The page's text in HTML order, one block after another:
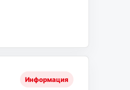
Информация